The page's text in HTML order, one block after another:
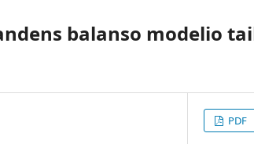
balanso modelio
PDF